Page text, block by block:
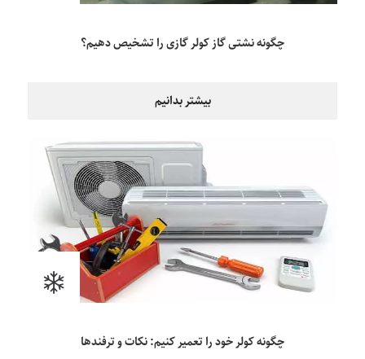
چگونه نشتی گاز کولر گازی را تشخیص دهیم؟
بیشتر بدانیم
چگونه کولر خود را تعمیر کنیم: نکات و ترفندها